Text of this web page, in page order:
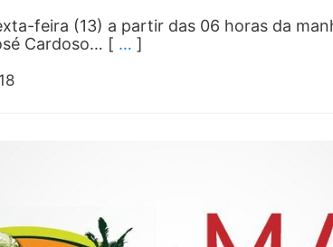
feira (13) a partir das 06 horas da
Cardoso… [ … ]